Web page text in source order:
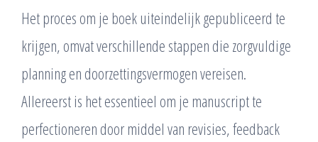
Het proces om je boek uiteindelijk gepubliceerd te
krijgen, omvat verschillende stappen die zorgvuldige
planning en doorzettingsvermogen vereisen.
Allereerst is het essentieel om je manuscript te
perfectioneren door middel van revisies, feedback